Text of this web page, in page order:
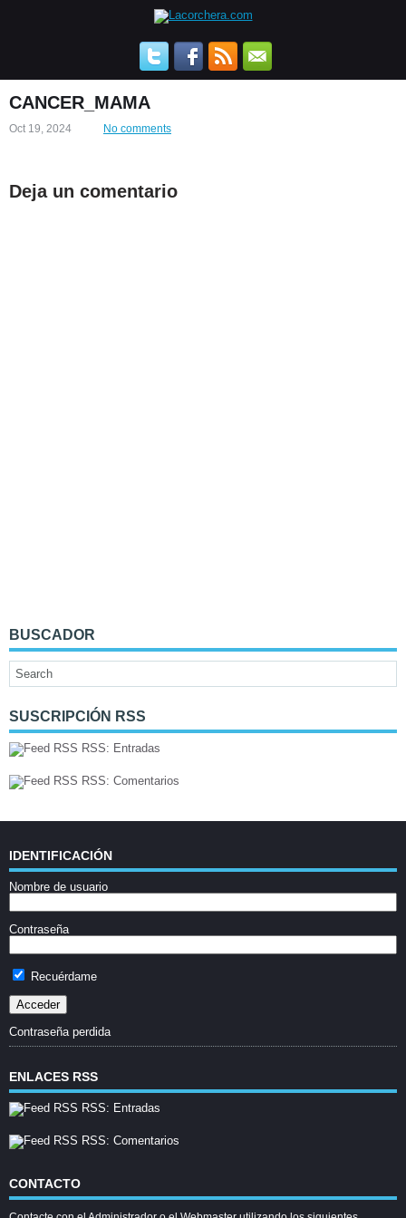
CANCER_MAMA
Oct 19, 2024 No comments
Deja un comentario
BUSCADOR
SUSCRIPCIÓN RSS
RSS: Entradas
RSS: Comentarios
IDENTIFICACIÓN
Nombre de usuario
Contraseña
Recuérdame
Contraseña perdida
ENLACES RSS
RSS: Entradas
RSS: Comentarios
CONTACTO